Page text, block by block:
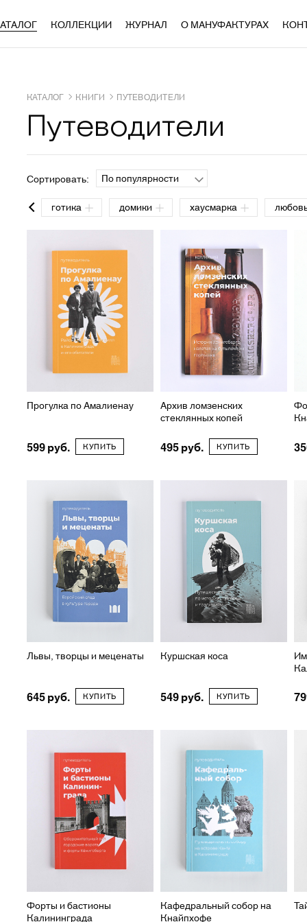
КОЛЛЕКЦИИ ЖУРНАЛ О МАНУФАКТУРАХ
КАТАЛОГ КНИГИ ПУТЕВОДИТЕЛИ
Путеводители
Сортировать: По популярности
готика домики хаусмарка
Прогулка по Амалиенау
599 КУПИТЬ
Архив ломзенских
стеклянных копей
495 КУПИТЬ
Львы, творцы и меценаты
645 КУПИТЬ
Куршская коса
549 КУПИТЬ
Форты и бастионы
Калининграда
Кафедральный собор на
Кнайпхофе